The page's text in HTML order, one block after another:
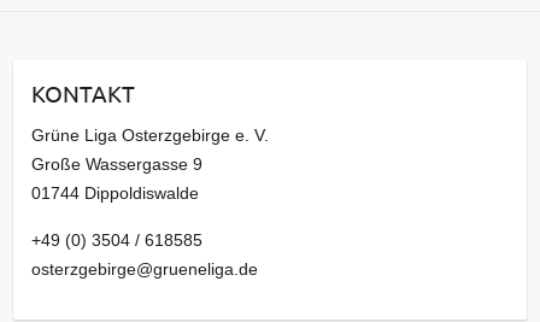
v
KONTAKT
Grüne Liga Osterzgebirge e. V.
Große Wassergasse 9
01744 Dippoldiswalde
+49 (0) 3504 / 618585
osterzgebirge@grueneliga.de